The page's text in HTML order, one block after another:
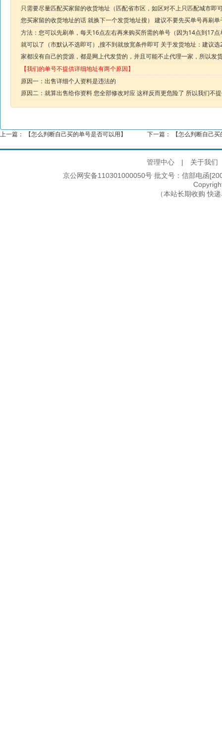
只需要尽量匹配买家留的收货地址（匹配省市区，如区对不上只匹配城市
您买家留的收货地址的话 就换下一个发货地址搜） 建议不要先买单号再刷
方法：您可以先刷单，每天16点左右再来购买所需的单号（因为14点到17
就可以了（市默认不选即可）,搜不到就放宽条件即可 关于发货地址：建议
家都没有自己的货源，都是网上代发货的，并且可能不止代理一家，所以发
【我们的单号不提供详细地址有两个原因】
原因一：出售详细个人资料是违法的
原因二：就算出售给你资料 您全部修改对应 这样反而更危险了 所以我们不
上一篇： 【怎么判断自己买的单号是否可以用】 下一篇： 【怎么判断自己
管理中心 |
关于我们
京公网安备110301000050号 批文号：信部电函
（本站长期收购 快